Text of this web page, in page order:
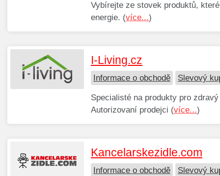
Vybírejte ze stovek produktů,
energie. (více...)
I-Living.cz
Informace o obchodě Slevový
Specialisté na produkty pro
Autorizovaní prodejci (více...)
Kancelarskezidle.com
Informace o obchodě Slevový